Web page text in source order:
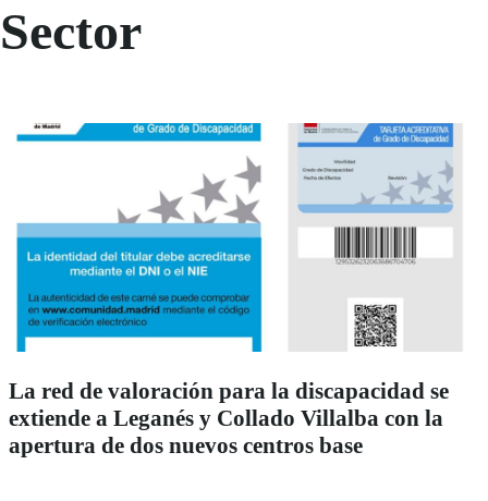
Sector
La red de valoración para la discapacidad se
extiende a Leganés y Collado Villalba con la
apertura de dos nuevos centros base